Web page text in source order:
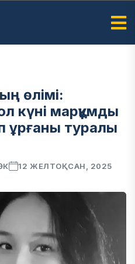
өлімі:
күні марқұмды
ұрғаны туралы
12 ЖЕЛТОҚСАН, 2025